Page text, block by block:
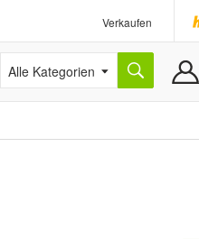
Verkaufen
Alle Kategorien